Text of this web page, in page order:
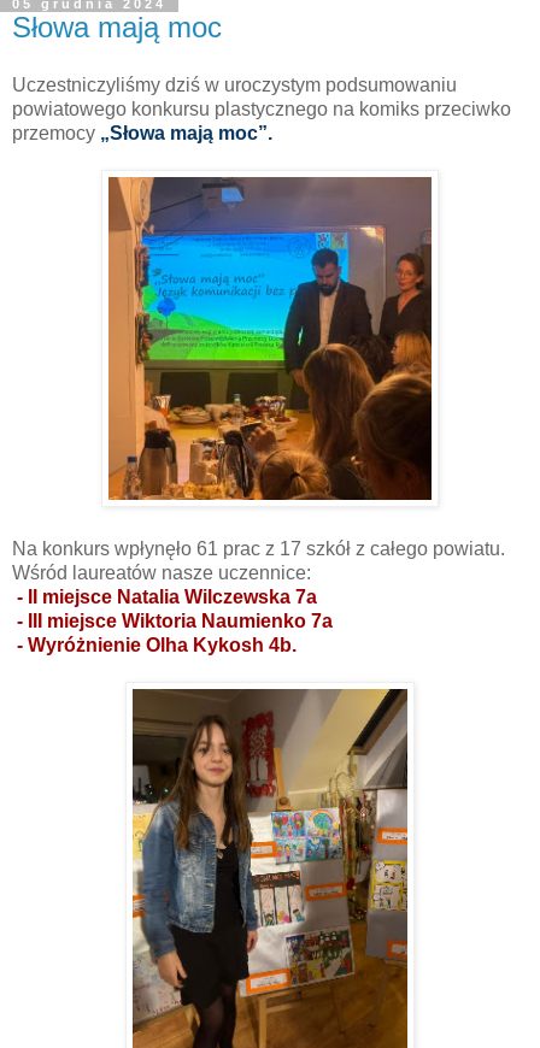
05 grudnia 2024
Słowa mają moc
Uczestniczyliśmy dziś w uroczystym podsumowaniu
powiatowego konkursu plastycznego na komiks przeciwko
przemocy „Słowa mają moc”.
Na konkurs wpłynęło 61 prac z 17 szkół z całego powiatu.
Wśród laureatów nasze uczennice:
- II miejsce Natalia Wilczewska 7a
- III miejsce Wiktoria Naumienko 7a
- Wyróżnienie Olha Kykosh 4b.